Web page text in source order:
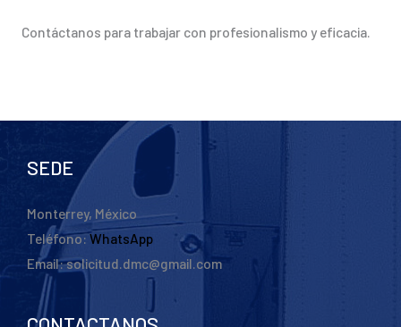
Contáctanos para trabajar con profesionalismo y eficacia.
SEDE
Monterrey, México
Teléfono:WhatsApp
Email: solicitud.dmc@gmail.com